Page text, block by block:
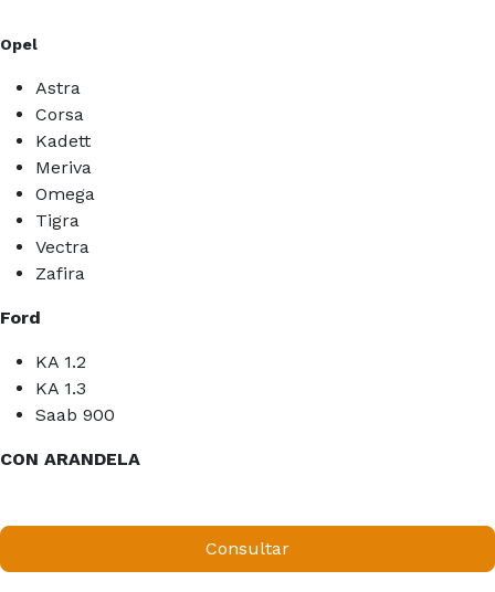
Opel
Astra
Corsa
Kadett
Meriva
Omega
Tigra
Vectra
Zafira
Ford
KA 1.2
KA 1.3
Saab 900
CON ARANDELA
Consultar